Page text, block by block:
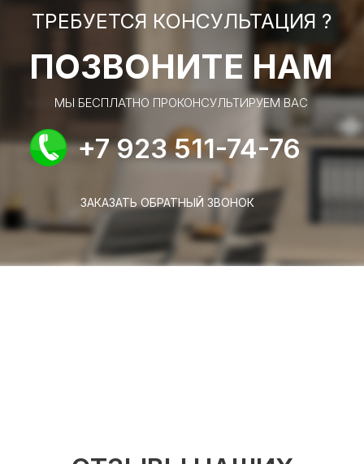
ТРЕБУЕТСЯ КОНСУЛЬТАЦИЯ ?
ПОЗВОНИТЕ НАМ
МЫ БЕСПЛАТНО ПРОКОНСУЛЬТИРУЕМ ВАС
+7 923 511-74-76
ЗАКАЗАТЬ ОБРАТНЫЙ ЗВОНОК